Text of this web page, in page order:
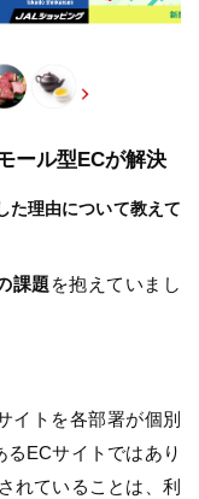
ール型ECが解決
た理由について教えて
課題 を抱えていまし
イトを各部署が個別
ECサイトではあり
れていることは、利